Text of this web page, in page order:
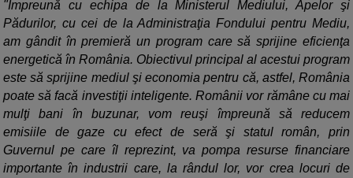
"Împreună cu echipa de la Ministerul Mediului, Apelor şi
Pădurilor, cu cei de la Administraţia Fondului pentru Mediu,
am gândit în premieră un program care să sprijine eficienţa
energetică în România. Obiectivul principal al acestui program
este să sprijine mediul şi economia pentru că, astfel, România
poate să facă investiţii inteligente. Românii vor rămâne cu mai
mulţi bani în buzunar, vom reuşi împreună să reducem
emisiile de gaze cu efect de seră şi statul român, prin
Guvernul pe care îl reprezint, va pompa resurse financiare
importante în industrii care, la rândul lor, vor crea locuri de